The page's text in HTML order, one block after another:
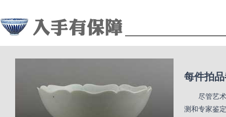
每件拍
尽管艺
测和专家鉴